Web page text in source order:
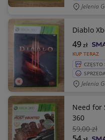
Jelenia
Diablo
KUP TERAZ
49zł
CZĘSTO
Jelenia
Need for
360
59,00 zł